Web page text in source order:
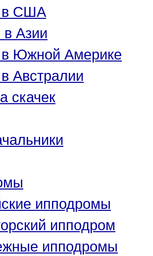
в США
Азии
в Южной Америке
Австралии
скачек
ипподромы
ипподром
ипподромы